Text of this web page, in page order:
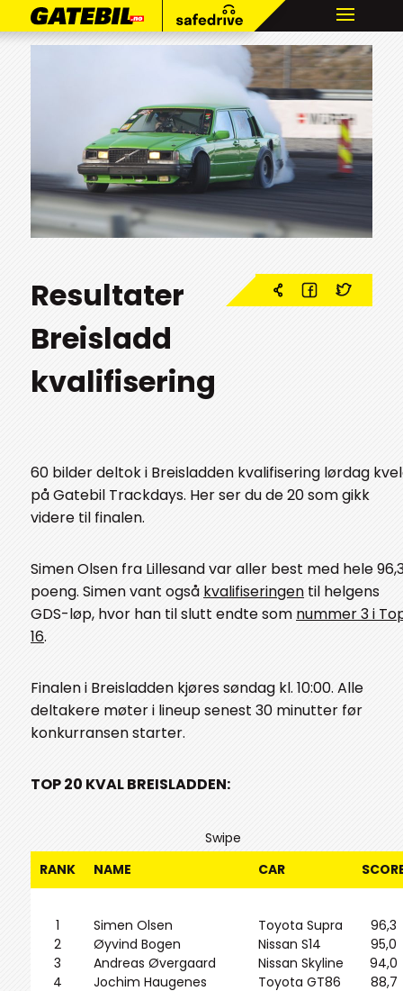
Resultater
Breisladd
kvalifisering
60 bilder deltok i Breisladden kvalifisering lørdag
på Gatebil Trackdays. Her ser du de 20 som gikk
videre til finalen.
Simen Olsen fra Lillesand var aller best med hele
poeng. Simen vant også kvalifiseringen til helgens
GDS-løp, hvor han til slutt endte som nummer 3 i
16.
Finalen i Breisladden kjøres søndag kl. 10:00. Alle
deltakere møter i lineup senest 30 minutter før
konkurransen starter.
TOP 20 KVAL BREISLADDEN:
Swipe
RANK
NAME CAR
1
2
3
4
Simen Olsen
Øyvind Bogen
Andreas Øvergaard
Jochim Haugenes
Toyota Supra
Nissan S14
Nissan Skyline
Toyota GT86
96,3
95,0
94,0
88,7